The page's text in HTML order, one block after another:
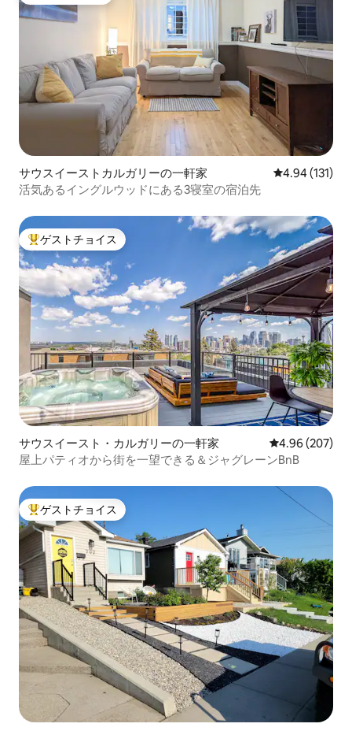
サウスイーストカルガリーの一軒家 レビュー131
4.94 (131)
活気あるイングルウッドにある3寝室の宿泊先
大好評のゲストチョイスです。
ゲストチョイス
サウスイースト・カルガリーの一軒家 レビュー207
4.96 (207)
屋上パティオから街を一望できる＆ジャグレーンBnB
大好評のゲストチョイスです。
ゲストチョイス